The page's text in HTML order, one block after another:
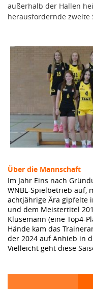
außerhalb der Hallen
herausfordernde zweite
Über die Mannschaft
Im Jahr Eins nach
WNBL-Spielbetrieb auf,
achtjährige Ära gipfelte
und dem Meistertitel
Klusemann (eine Top4-
Hände kam das
der 2024 auf Anhieb in
Vielleicht geht diese